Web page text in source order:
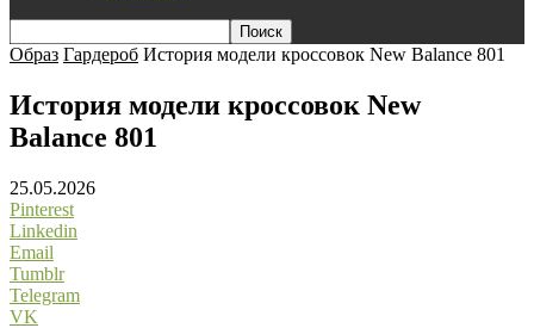
Образ Гардероб История модели кроссовок New Balance 801
История модели кроссовок New
Balance 801
25.05.2026
Pinterest
Linkedin
Email
Tumblr
Telegram
VK